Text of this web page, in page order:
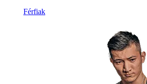
Férfiak